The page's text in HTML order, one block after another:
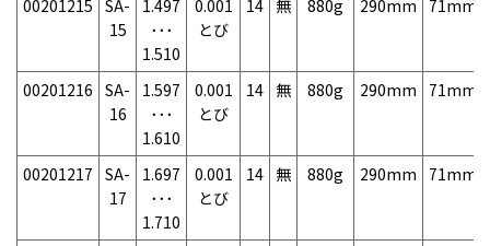
00201215 SA-
15
1.497
･･･
1.510
0.001
とび
14 無 880g 290mm 71mm
00201216 SA-
16
1.597
･･･
1.610
0.001
とび
14 無 880g 290mm 71mm
00201217 SA-
17
1.697
･･･
1.710
0.001
とび
14 無 880g 290mm 71mm